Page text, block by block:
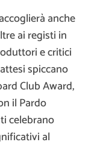
anche
ai registi in
e critici
spiccano
Club Award,
il Pardo
celebrano
al